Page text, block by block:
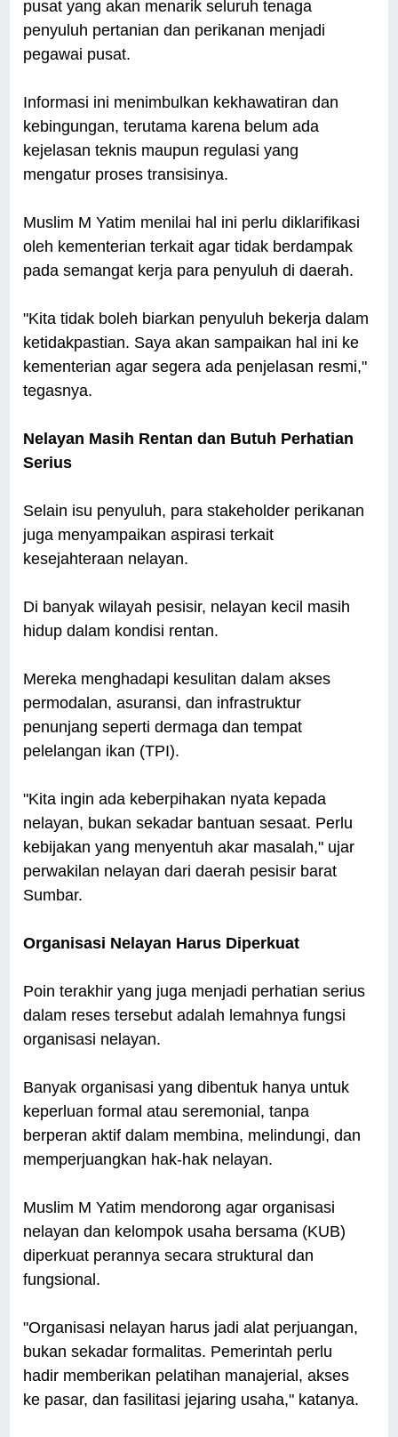
pusat yang akan menarik seluruh tenaga
penyuluh pertanian dan perikanan menjadi
pegawai pusat.
Informasi ini menimbulkan kekhawatiran dan
kebingungan, terutama karena belum ada
kejelasan teknis maupun regulasi yang
mengatur proses transisinya.
Muslim M Yatim menilai hal ini perlu diklarifikasi
oleh kementerian terkait agar tidak berdampak
pada semangat kerja para penyuluh di daerah.
"Kita tidak boleh biarkan penyuluh bekerja dalam
ketidakpastian. Saya akan sampaikan hal ini ke
kementerian agar segera ada penjelasan resmi,"
tegasnya.
Nelayan Masih Rentan dan Butuh Perhatian
Serius
Selain isu penyuluh, para stakeholder perikanan
juga menyampaikan aspirasi terkait
kesejahteraan nelayan.
Di banyak wilayah pesisir, nelayan kecil masih
hidup dalam kondisi rentan.
Mereka menghadapi kesulitan dalam akses
permodalan, asuransi, dan infrastruktur
penunjang seperti dermaga dan tempat
pelelangan ikan (TPI).
"Kita ingin ada keberpihakan nyata kepada
nelayan, bukan sekadar bantuan sesaat. Perlu
kebijakan yang menyentuh akar masalah," ujar
perwakilan nelayan dari daerah pesisir barat
Sumbar.
Organisasi Nelayan Harus Diperkuat
Poin terakhir yang juga menjadi perhatian serius
dalam reses tersebut adalah lemahnya fungsi
organisasi nelayan.
Banyak organisasi yang dibentuk hanya untuk
keperluan formal atau seremonial, tanpa
berperan aktif dalam membina, melindungi, dan
memperjuangkan hak-hak nelayan.
Muslim M Yatim mendorong agar organisasi
nelayan dan kelompok usaha bersama (KUB)
diperkuat perannya secara struktural dan
fungsional.
"Organisasi nelayan harus jadi alat perjuangan,
bukan sekadar formalitas. Pemerintah perlu
hadir memberikan pelatihan manajerial, akses
ke pasar, dan fasilitasi jejaring usaha," katanya.